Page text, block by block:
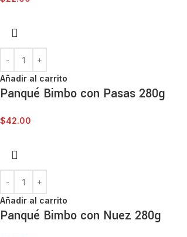
Añadir al carrito
Panqué Bimbo con Pasas 280g
$42.00
Añadir al carrito
Panqué Bimbo con Nuez 280g